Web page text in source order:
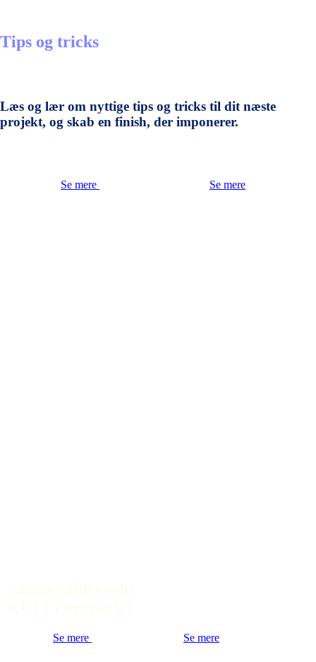
Tips og tricks
Læs og lær om nyttige tips og tricks til dit næste
projekt, og skab en finish, der imponerer.
Se mere Se mere
Se mere Se mere